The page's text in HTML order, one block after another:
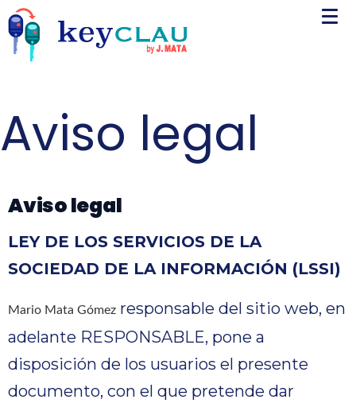
Aviso legal
Aviso legal
LEY DE LOS SERVICIOS DE LA
SOCIEDAD DE LA INFORMACIÓN (LSSI)
Mario Mata Gómez responsable del sitio web, en
adelante RESPONSABLE, pone a
disposición de los usuarios el presente
documento, con el que pretende dar